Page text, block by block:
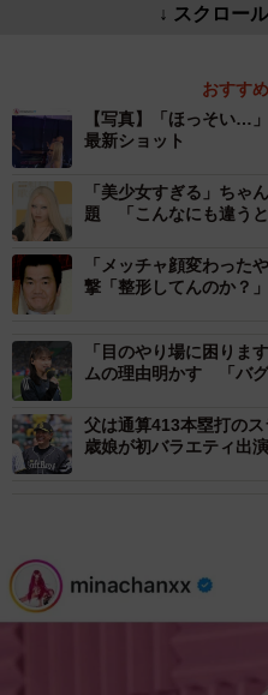
↓ スクロー
おすす
【写真】「ほっそい…
最新ショット
「美少女すぎる」ちゃ
題 「こんなにも違うと
「メッチャ顔変わった
撃「整形してんのか？」
「目のやり場に困りま
ムの理由明かす 「バ
父は通算413本塁打の
歳娘が初バラエティ出